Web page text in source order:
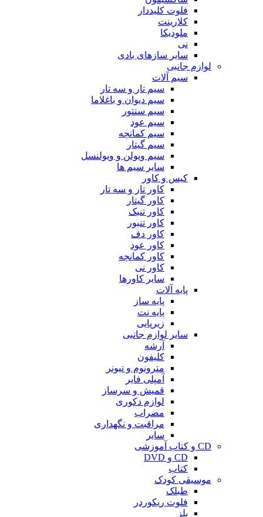
فلوت کلیددار
کلارینت
ملودیکا
نی
سایر سازهای بادی
لوازم جانبی
سیم آلات
سیم تار و سه تار
سیم دیوان و باغلاما
سیم سنتور
سیم عود
سیم کمانچه
سیم گیتار
سیم ویولن و ویولنسل
سایر سیم ها
کیس و کاور
کاور تار و سه تار
کاور گیتار
کاور تنبک
کاور تنبور
کاور دف
کاور عود
کاور کمانچه
کاور نی
سایر کاورها
پایه آلات
پایه ساز
پایه نت
زیرپایی
سایر لوازم جانبی
آرشه
کلیفون
مترونوم و تیونر
آمپلی فایر
قمیش و سرساز
لوازم دکوری
مضراب
مراقبت و نگهداری
سایر
CD و کتاب آموزشی
CD و DVD
کتاب
موسیقی کودک
طبلک
فلوت ریکوردر
بلز